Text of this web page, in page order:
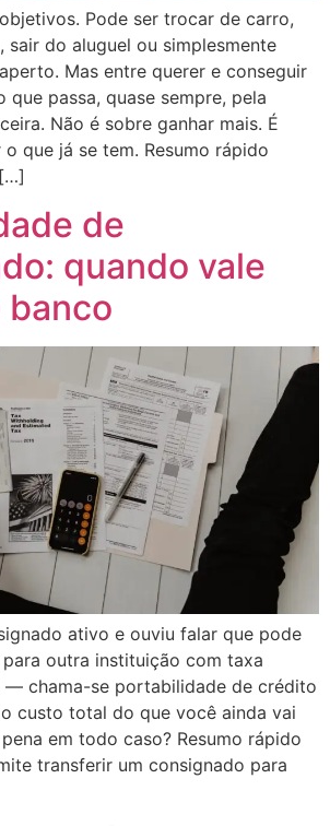
Pode ser trocar de carro,
sair do aluguel ou simplesmente
Mas entre querer e conseguir
que passa, quase sempre, pela
Não é sobre ganhar mais. É
que já se tem. Resumo rápido
de
quando vale
ativo e ouviu falar que pode
outra instituição com taxa
— chama-se portabilidade de crédito
custo total do que você ainda vai
em todo caso? Resumo rápido
transferir um consignado para